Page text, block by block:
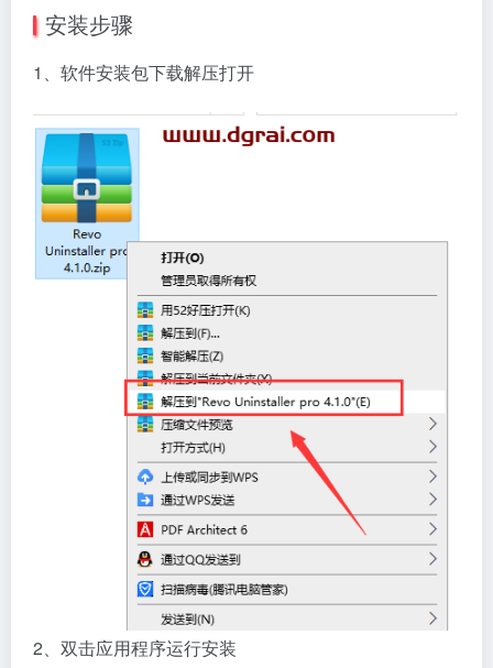
安装步骤
1、软件安装包下载解压打开
2、双击应用程序运行安装